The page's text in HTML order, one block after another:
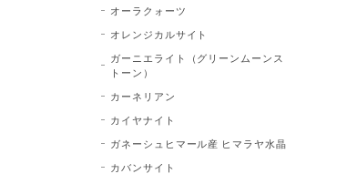
オーラクォーツ
オレンジカルサイト
ガーニエライト（グリーンムーンス
トーン）
カーネリアン
カイヤナイト
ガネーシュヒマール産 ヒマラヤ水晶
カバンサイト